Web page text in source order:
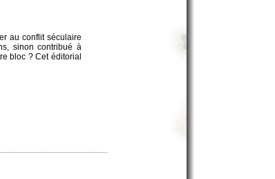
au conflit séculaire
sinon contribué à
bloc ? Cet éditorial